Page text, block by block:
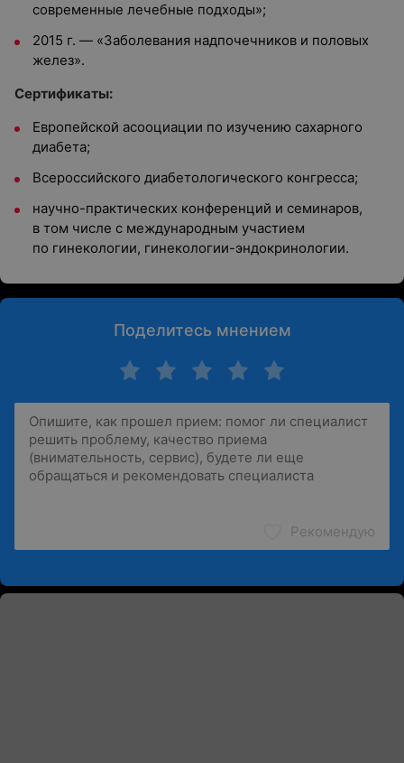
современные лечебные подходы»;
2015 г. — «Заболевания надпочечников и половых
желез».
Сертификаты:
Европейской асооциации по изучению сахарного
диабета;
Всероссийского диабетологического конгресса;
научно-практических конференций и семинаров,
в том числе с международным участием
по гинекологии, гинекологии-эндокринологии.
Поделитесь мнением
Рекомендую